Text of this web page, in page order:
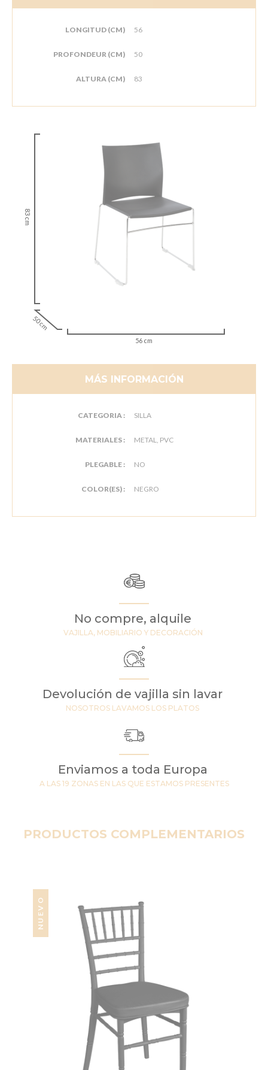
LONGITUD (CM) 56
PROFONDEUR (CM) 50
ALTURA (CM) 83
83 cm
50 cm
56 cm
MÁS INFORMACIÓN
CATEGORIA : SILLA
MATERIALES : METAL, PVC
PLEGABLE : NO
COLOR(ES) : NEGRO
No compre, alquile
VAJILLA, MOBILIARIO Y DECORACIÓN
Devolución de vajilla sin lavar
NOSOTROS LAVAMOS LOS PLATOS
Enviamos a toda Europa
A LAS 19 ZONAS EN LAS QUE ESTAMOS PRESENTES
PRODUCTOS COMPLEMENTARIOS
NUEVO